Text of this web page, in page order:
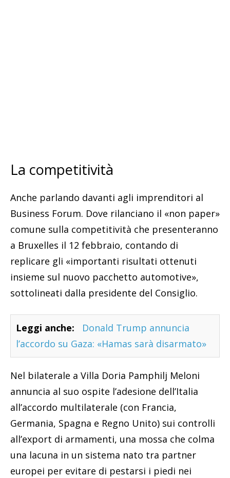
La competitività
Anche parlando davanti agli imprenditori al
Business Forum. Dove rilanciano il «non paper»
comune sulla competitività che presenteranno
a Bruxelles il 12 febbraio, contando di
replicare gli «importanti risultati ottenuti
insieme sul nuovo pacchetto automotive»,
sottolineati dalla presidente del Consiglio.
Leggi anche:
Donald Trump annuncia
l’accordo su Gaza: «Hamas sarà disarmato»
Nel bilaterale a Villa Doria Pamphilj Meloni
annuncia al suo ospite l’adesione dell’Italia
all’accordo multilaterale (con Francia,
Germania, Spagna e Regno Unito) sui controlli
all’export di armamenti, una mossa che colma
una lacuna in un sistema nato tra partner
europei per evitare di pestarsi i piedi nei